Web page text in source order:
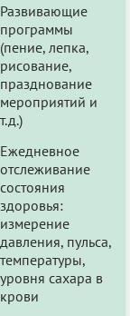
Развивающие
программы
(пение, лепка,
рисование,
празднование
мероприятий и
т.д.)
Ежедневное
отслеживание
состояния
здоровья:
измерение
давления, пульса,
температуры,
уровня сахара в
крови